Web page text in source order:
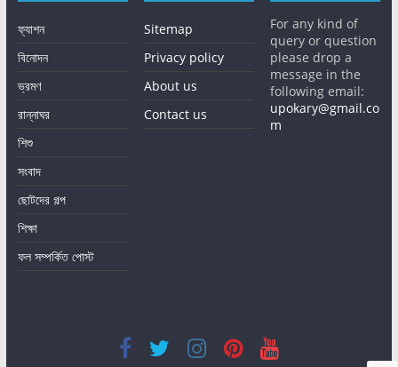
ফ্যাশন
বিনোদন
ভ্রমণ
রান্নাঘর
শিশু
সংবাদ
ছোটদের গল্প
শিক্ষা
ফল সম্পর্কিত পোস্ট
Sitemap
Privacy policy
About us
Contact us
For any kind of
query or question
please drop a
message in the
following email:
upokary@gmail.co
m